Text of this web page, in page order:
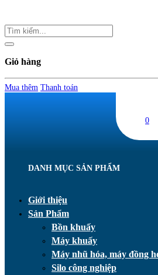
Giỏ hàng
Mua thêm Thanh toán
0
DANH MỤC SẢN PHẨM
Giới thiệu
Sản Phẩm
Bồn khuấy
Máy khuấy
Máy nhũ hóa, máy đồng
Silo công nghiệp